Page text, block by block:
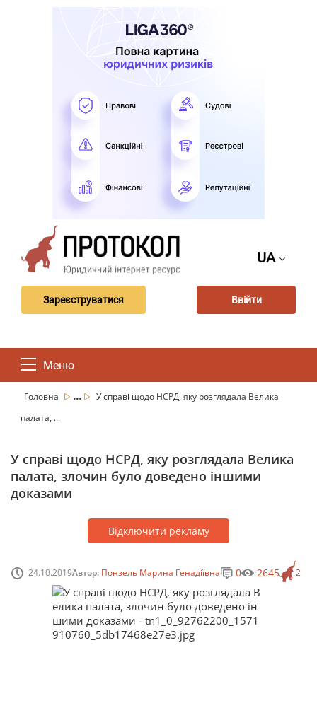
UA
Зареєструватися Ввійти
Меню
Головна ...
У справі щодо НСРД, яку розглядала Велика
палата, ...
У справі щодо НСРД, яку розглядала Велика
палата, злочин було доведено іншими
доказами
Відключити рекламу
24.10.2019Автор: Понзель Марина Генадіївна 2
0 2645